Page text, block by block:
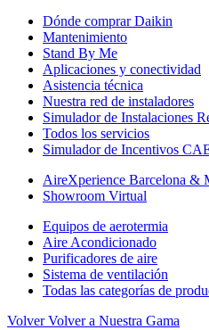
Dónde comprar Daikin
Mantenimiento
Stand By Me
Aplicaciones y conectividad
Asistencia técnica
Nuestra red de instaladores
Simulador de Instalaciones
Todos los servicios
Simulador de Incentivos
AireXperience Barcelona &
Showroom Virtual
Equipos de aerotermia
Aire Acondicionado
Purificadores de aire
Sistema de ventilación
Todas las categorías de
Volver Volver a Nuestra Gama